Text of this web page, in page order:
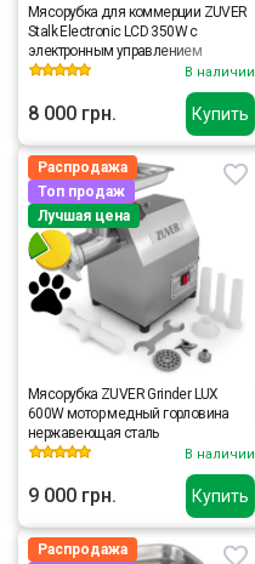
Купить
Мясорубка для коммерции ZUVER
Stalk Electronic LCD 350W с
электронным управлением
В наличии
8 000 грн.
Купить
Распродажа
Топ продаж
Лучшая цена
Мясорубка ZUVER Grinder LUX
600W мотор медный горловина
нержавеющая сталь
В наличии
9 000 грн.
Распродажа